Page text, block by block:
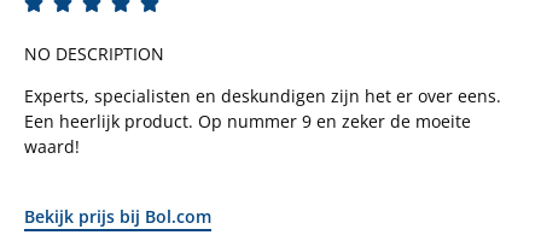
NO DESCRIPTION
Experts, specialisten en deskundigen zijn het er over eens.
Een heerlijk product. Op nummer 9 en zeker de moeite
waard!
Bekijk prijs bij Bol.com